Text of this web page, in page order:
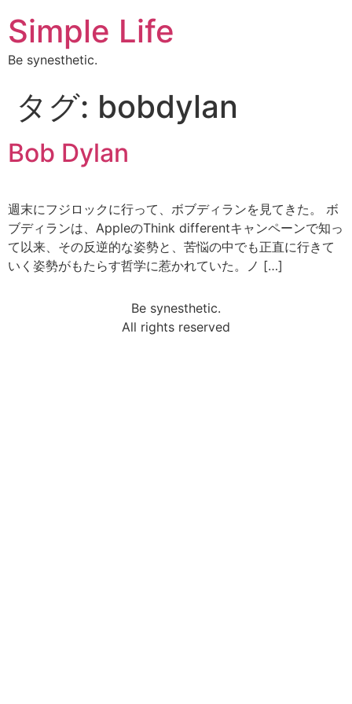
Simple Life
Be synesthetic.
タグ: bobdylan
Bob Dylan
週末にフジロックに行って、ボブディランを見てきた。 ボ
ブディランは、AppleのThink differentキャンペーンで知っ
て以来、その反逆的な姿勢と、苦悩の中でも正直に行きて
いく姿勢がもたらす哲学に惹かれていた。ノ […]
Be synesthetic.
All rights reserved